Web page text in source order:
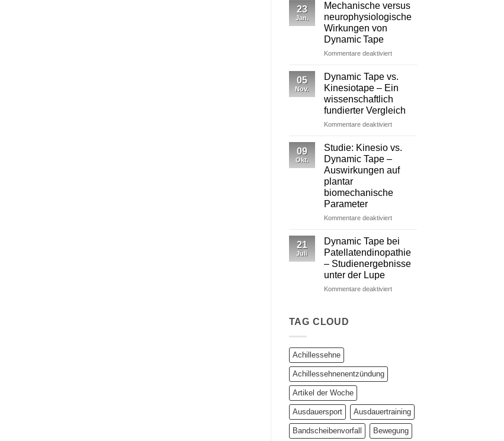
Profisport
reine
ausreicht
23
Jan.
Mechanische versus
neurophysiologische
Wirkungen von
Dynamic Tape
Kommentare deaktiviertfür
neurophysiologische
Wirkungen
von
Dynamic Tape
05
Nov.
Dynamic Tape vs.
Kinesiotape – Ein
wissenschaftlich
fundierter Vergleich
Kommentare deaktiviertfür
–
wissenschaftlich
09
Okt.
Studie: Kinesio vs.
Dynamic Tape –
Auswirkungen auf
plantar
biomechanische
Parameter
Kommentare deaktiviertfür
Kinesio
vs.
Dynamic
Tape
Auswirkungen
21
Juli
Dynamic Tape bei
Patellatendinopathie
– Studienergebnisse
unter der Lupe
Kommentare deaktiviertfür
TAG CLOUD
Achillessehne
Achillessehnenentzündung
Artikel der Woche
Ausdauersport Ausdauertraining
Bandscheibenvorfall Bewegung